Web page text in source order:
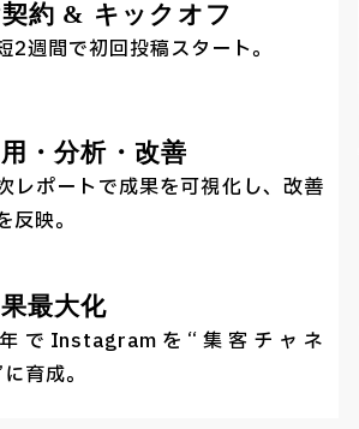
約 & キックオフ
2週間で初回投稿スタート。
・分析・改善
レポートで成果を可視化し、改善
反映。
最大化
でInstagramを“集客チャネ
育成。